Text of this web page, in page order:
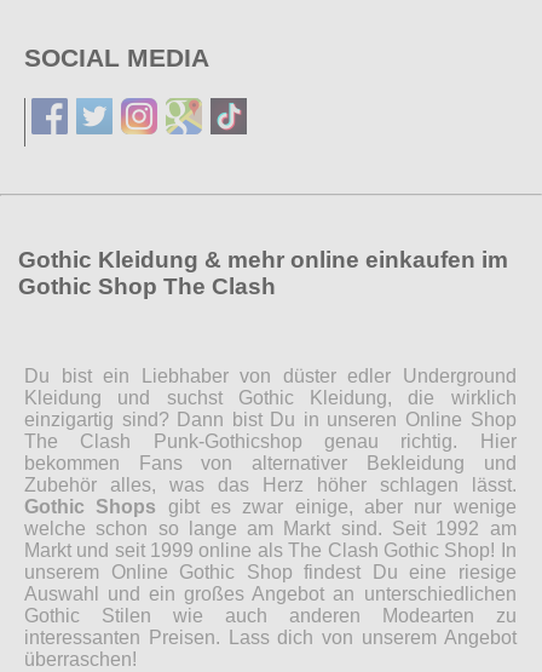
SOCIAL MEDIA
Gothic Kleidung & mehr online einkaufen im
Gothic Shop The Clash
Du bist ein Liebhaber von düster edler Underground
Kleidung und suchst Gothic Kleidung, die wirklich
einzigartig sind? Dann bist Du in unseren Online Shop
The Clash Punk-Gothicshop genau richtig. Hier
bekommen Fans von alternativer Bekleidung und
Zubehör alles, was das Herz höher schlagen lässt.
Gothic Shops gibt es zwar einige, aber nur wenige
welche schon so lange am Markt sind. Seit 1992 am
Markt und seit 1999 online als The Clash Gothic Shop! In
unserem Online Gothic Shop findest Du eine riesige
Auswahl und ein großes Angebot an unterschiedlichen
Gothic Stilen wie auch anderen Modearten zu
interessanten Preisen. Lass dich von unserem Angebot
überraschen!